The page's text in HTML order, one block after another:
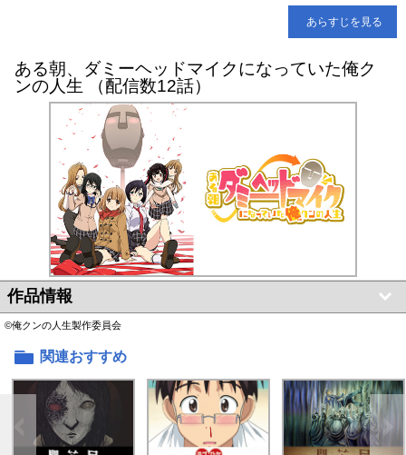
あらすじを見る
ある朝、ダミーヘッドマイクになっていた俺ク
ンの人生 （配信数12話）
作品情報
©俺クンの人生製作委員会
関連おすすめ